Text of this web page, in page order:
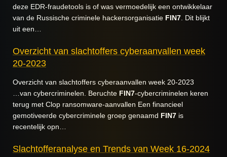
deze EDR-fraudetools is of was vermoedelijk een ontwikkelaar
van de Russische criminele hackersorganisatie FIN7 . Dit blijkt
uit een…
Overzicht van slachtoffers cyberaanvallen week
20-2023
Overzicht van slachtoffers cyberaanvallen week 20-2023
…van cybercriminelen. Beruchte FIN7-cybercriminelen keren
terug met Clop ransomware-aanvallen Een financieel
gemotiveerde cybercriminele groep genaamd FIN7 is
recentelijk opn…
Slachtofferanalyse en Trends van Week 16-2024